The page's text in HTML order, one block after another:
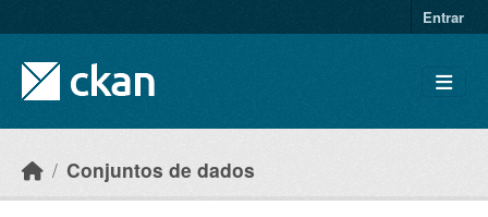
Entrar
Conjuntos de dados